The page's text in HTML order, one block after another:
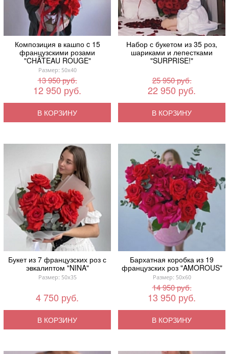
Композиция в кашпо c 15
французскими розами
"CHÂTEAU ROUGE"
Размер: 50x40
13 950 руб.
12 950 руб.
В КОРЗИНУ
Набор с букетом из 35 роз,
шариками и лепестками
"SURPRISE!"
25 950 руб.
22 950 руб.
В КОРЗИНУ
Букет из 7 французских роз с
эвкалиптом "NINA"
Размер: 50x35
4 750 руб.
В КОРЗИНУ
Бархатная коробка из 19
французских роз "AMOROUS"
Размер: 50x60
14 950 руб.
13 950 руб.
В КОРЗИНУ